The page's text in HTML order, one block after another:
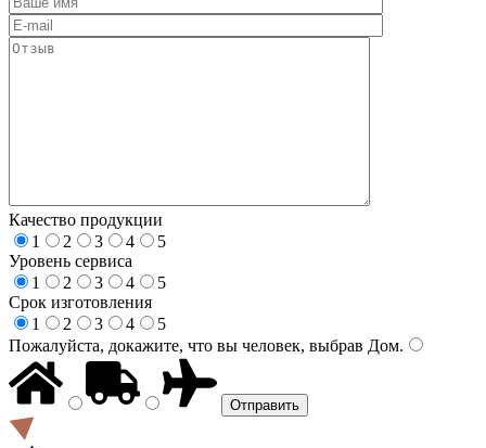
Качество продукции
1
2 3 4
5
Уровень сервиса
1
2 3 4
5
Срок изготовления
1
2 3 4
5
Пожалуйста, докажите, что вы человек, выбрав Дом.